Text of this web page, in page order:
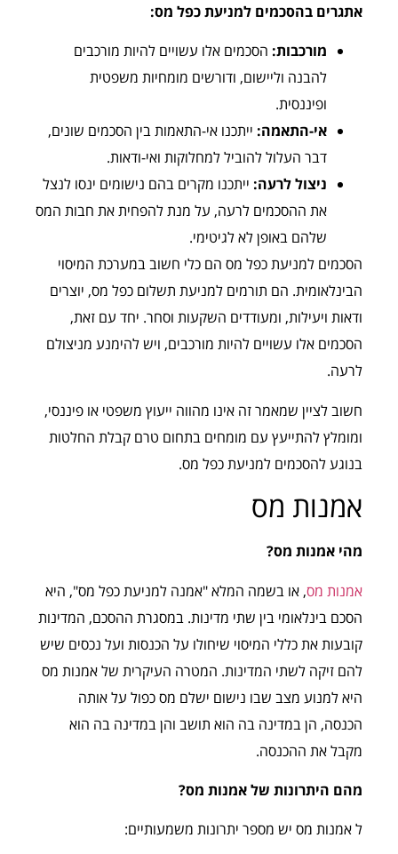
אתגרים בהסכמים למניעת כפל מס:
מורכבות: הסכמים אלו עשויים להיות מורכבים
להבנה וליישום, ודורשים מומחיות משפטית
ופיננסית.
אי-התאמה: ייתכנו אי-התאמות בין הסכמים שונים,
דבר העלול להוביל למחלוקות ואי-ודאות.
ניצול לרעה: ייתכנו מקרים בהם נישומים ינסו לנצל
את ההסכמים לרעה, על מנת להפחית את חבות המס
שלהם באופן לא לגיטימי.
הסכמים למניעת כפל מס הם כלי חשוב במערכת המיסוי
הבינלאומית. הם תורמים למניעת תשלום כפל מס, יוצרים
ודאות ויעילות, ומעודדים השקעות וסחר. יחד עם זאת,
הסכמים אלו עשויים להיות מורכבים, ויש להימנע מניצולם
לרעה.
חשוב לציין שמאמר זה אינו מהווה ייעוץ משפטי או פיננסי,
ומומלץ להתייעץ עם מומחים בתחום טרם קבלת החלטות
בנוגע להסכמים למניעת כפל מס.
אמנות מס
מהי אמנות מס?
אמנות מס, או בשמה המלא "אמנה למניעת כפל מס", היא
הסכם בינלאומי בין שתי מדינות. במסגרת ההסכם, המדינות
קובעות את כללי המיסוי שיחולו על הכנסות ועל נכסים שיש
להם זיקה לשתי המדינות. המטרה העיקרית של אמנות מס
היא למנוע מצב שבו נישום ישלם מס כפול על אותה
הכנסה, הן במדינה בה הוא תושב והן במדינה בה הוא
מקבל את ההכנסה.
מהם היתרונות של אמנות מס?
ל אמנות מס יש מספר יתרונות משמעותיים: